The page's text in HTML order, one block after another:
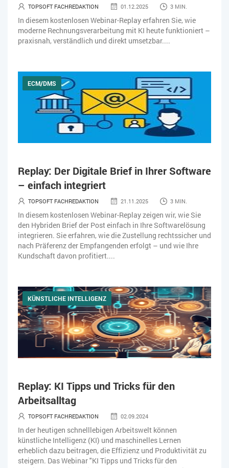
TOPSOFT FACHREDAKTION 01.12.2025 3 MIN.
In diesem kostenlosen Webinar-Replay erfahren Sie, wie
moderne Rechnungsverarbeitung mit KI heute funktioniert –
praxisnah, verständlich und direkt umsetzbar....
ECM/DMS
Replay: Der Digitale Brief in Ihrer Software
– einfach integriert
TOPSOFT FACHREDAKTION 21.11.2025 3 MIN.
In diesem kostenlosen Webinar-Replay zeigen wir, wie Sie
den Hybriden Brief der Post einfach in Ihre Softwarelösung
integrieren. Sie erfahren, wie die Zustellung rechtssicher und
nach Präferenz der Empfangenden erfolgt – und wie Ihre
Kundschaft davon profitiert....
KÜNSTLICHE INTELLIGENZ
Replay: KI Tipps und Tricks für den
Arbeitsalltag
TOPSOFT FACHREDAKTION 02.09.2024
In der heutigen schnelllebigen Arbeitswelt können
künstliche Intelligenz (KI) und maschinelles Lernen
erheblich dazu beitragen, die Effizienz und Produktivität zu
steigern. Das Webinar "KI Tipps und Tricks für den